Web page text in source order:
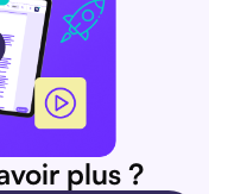
plus ?